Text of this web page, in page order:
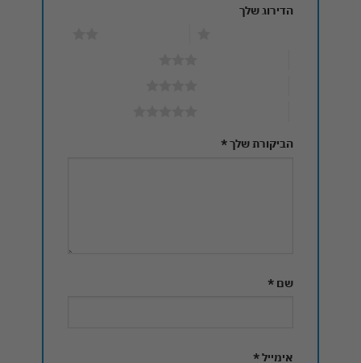
הדירוג שלך
הביקורת שלך*
שם *
אימייל*